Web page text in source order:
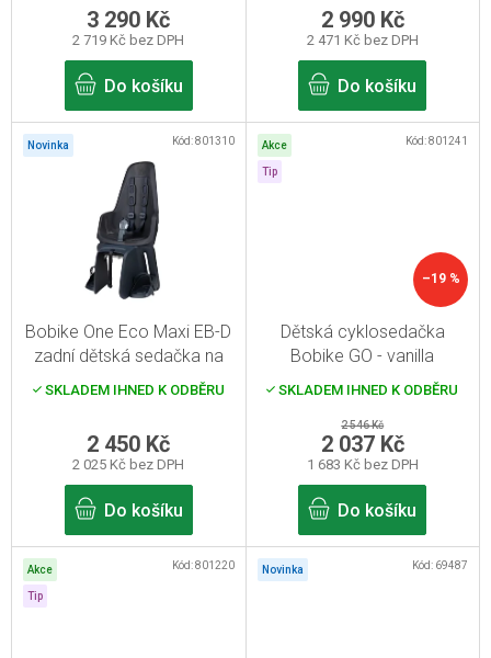
2 719 Kč bez DPH
3 290 Kč
Do košíku
2 471 Kč bez DPH
2 990 Kč
Do košíku
Novinka
Bobike One Eco Maxi EB-D
zadní dětská sedačka na
kolo
SKLADEM IHNED K ODBĚRU
2 025 Kč bez DPH
2 450 Kč
Do košíku
Kód:801310 Akce
Tip
–19 %
Dětská cyklosedačka
Bobike GO - vanilla
cupcake Pro sedlovou
SKLADEM IHNED K ODBĚRU
2 546 Kč
1 683 Kč bez DPH
2 037 Kč
Do košíku
Kód:801241
Akce
Tip
Kód:801220 Novinka Kód: 69487